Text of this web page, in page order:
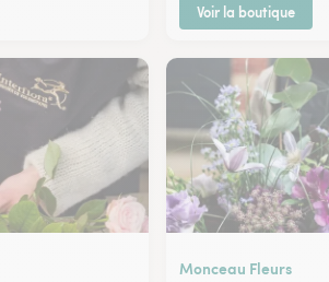
Voir la boutique
Monceau Fleurs